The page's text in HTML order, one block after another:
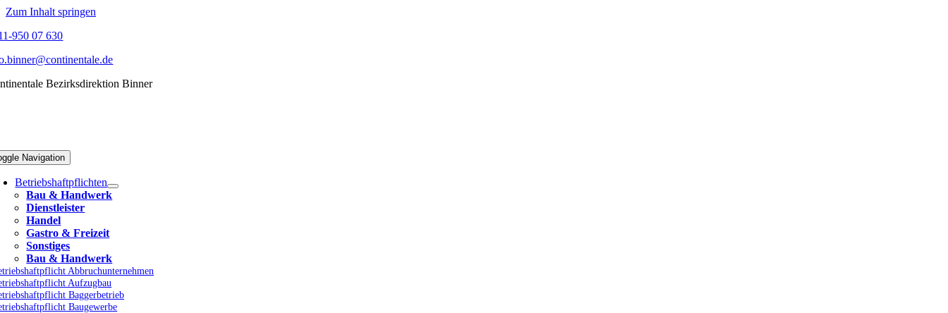
Zum Inhalt springen
950 07 630
Bezirksdirektion Binner
Navigation
Betriebshaftpflichten
Bau & Handwerk
Dienstleister
Handel
Gastro & Freizeit
Sonstiges
Bau & Handwerk
Abbruchunternehmen
Aufzugbau
Baggerbetrieb
Baugewerbe